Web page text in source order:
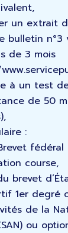
un extrait
bulletin
de 3 mois
à un test
de 50
:
course,
brevet
1er degré
de la
ou